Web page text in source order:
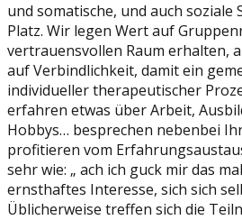
und somatische, und auch
Platz. Wir legen Wert auf
vertrauensvollen Raum erhalten,
auf Verbindlichkeit, damit ein
individueller therapeutischer
erfahren etwas über Arbeit,
Hobbys… besprechen nebenbei
profitieren vom
sehr wie: „ ach ich guck mir das
ernsthaftes Interesse, sich sich
Üblicherweise treffen sich die